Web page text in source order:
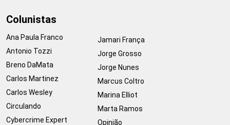
Colunistas
Ana Paula Franco
Antonio Tozzi
Breno DaMata
Carlos Martinez
Carlos Wesley
Circulando
Cybercrime Expert
Jamari França
Jorge Grosso
Jorge Nunes
Marcus Coltro
Marina Elliot
Marta Ramos
Opinião